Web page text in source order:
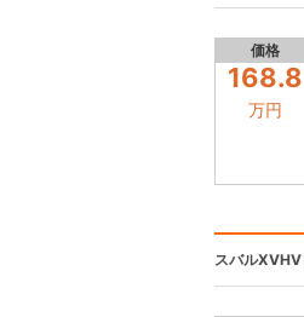
価格
168.8
万円
スバルXVHV